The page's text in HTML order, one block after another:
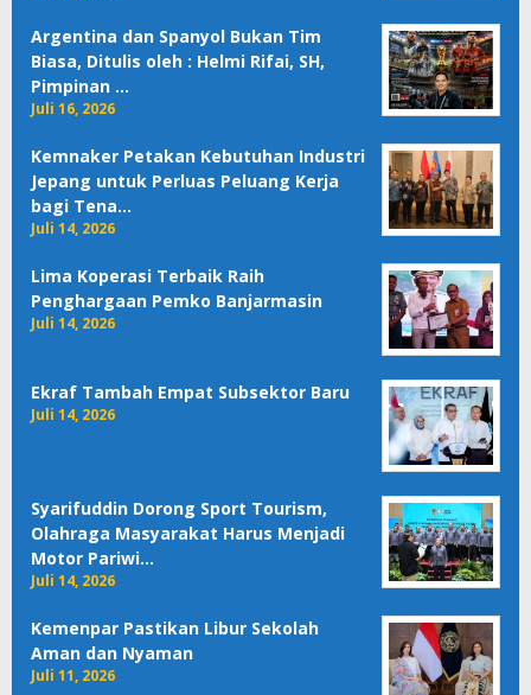
Argentina dan Spanyol Bukan Tim
Biasa, Ditulis oleh : Helmi Rifai, SH,
Pimpinan …
Juli 16, 2026
Kemnaker Petakan Kebutuhan Industri
Jepang untuk Perluas Peluang Kerja
bagi Tena…
Juli 14, 2026
Lima Koperasi Terbaik Raih
Penghargaan Pemko Banjarmasin
Juli 14, 2026
Ekraf Tambah Empat Subsektor Baru
Juli 14, 2026
Syarifuddin Dorong Sport Tourism,
Olahraga Masyarakat Harus Menjadi
Motor Pariwi…
Juli 14, 2026
Kemenpar Pastikan Libur Sekolah
Aman dan Nyaman
Juli 11, 2026